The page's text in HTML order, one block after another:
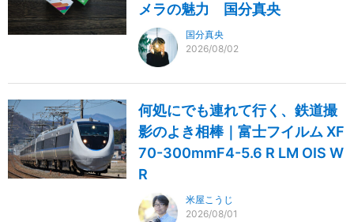
メラの魅力 国分真央
国分真央
2026/08/02
何処にでも連れて行く、鉄道撮
影のよき相棒｜富士フイルム XF
70-300mmF4-5.6 R LM OIS W
R
米屋こうじ
2026/08/01